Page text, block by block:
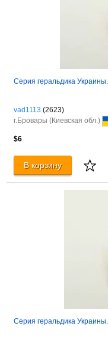
Серия геральдика
vad1113 (2623)
г.Бровары (Киевская обл.)
$6
В корзину
Серия геральдика